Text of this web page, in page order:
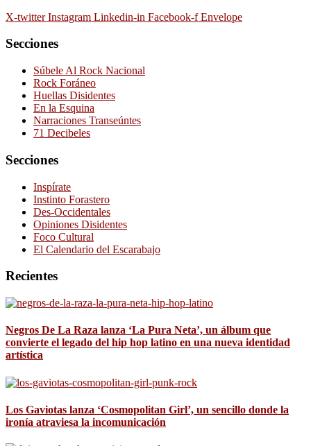
X-twitter Instagram Linkedin-in Facebook-f Envelope
Secciones
Súbele Al Rock Nacional
Rock Foráneo
Huellas Disidentes
En la Esquina
Narraciones Transeúntes
71 Decibeles
Secciones
Inspírate
Instinto Forastero
Des-Occidentales
Opiniones Disidentes
Foco Cultural
El Calendario del Escarabajo
Recientes
Negros De La Raza lanza ‘La Pura Neta’, un álbum que
convierte el legado del hip hop latino en una nueva identidad
artística
Los Gaviotas lanza ‘Cosmopolitan Girl’, un sencillo donde la
ironía atraviesa la incomunicación